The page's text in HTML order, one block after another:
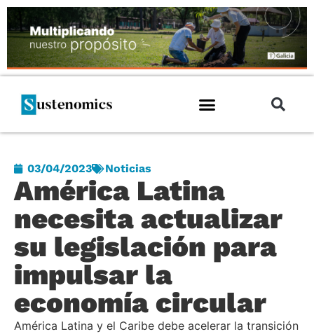
03/04/2023 Noticias
América Latina
necesita actualizar
su legislación para
impulsar la
economía circular
América Latina y el Caribe debe acelerar la transición